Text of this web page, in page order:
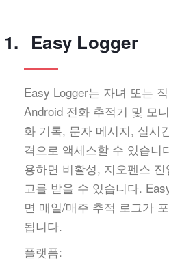
Easy Logger
Easy Logger는 자녀 또는
Android 전화 추적기 및 모
화 기록, 문자 메시지, 실시
격으로 액세스할 수 있습니
용하면 비활성, 지오펜스
고를 받을 수 있습니다.
면 매일/매주 추적 로그가
됩니다.
플랫폼: